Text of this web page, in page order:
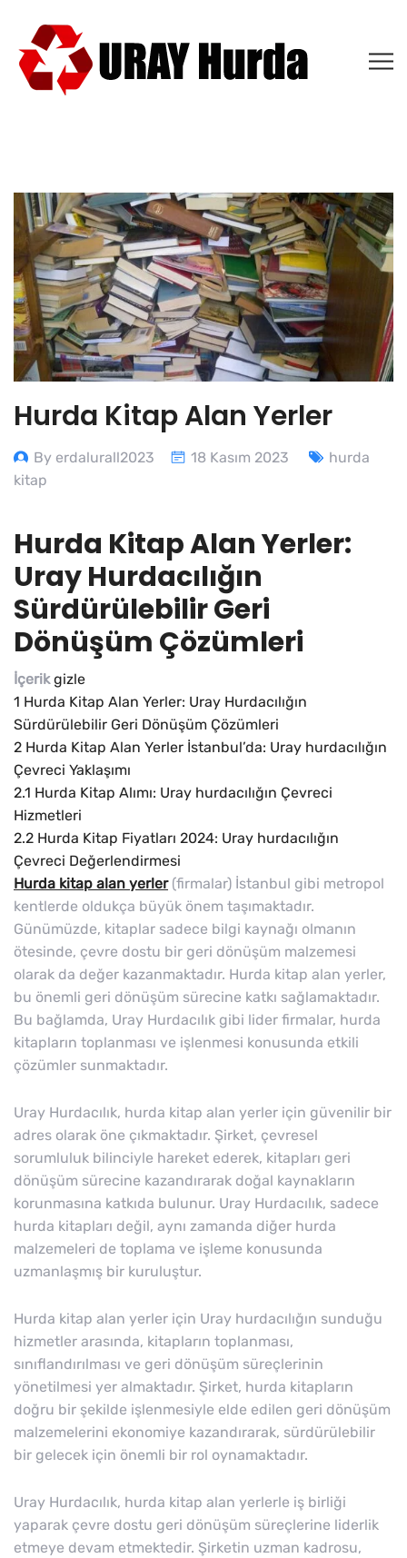
Hurda Kitap Alan Yerler
By erdalurall2023 18 Kasım 2023
hurda
kitap
Hurda Kitap Alan Yerler:
Uray Hurdacılığın
Sürdürülebilir Geri
Dönüşüm Çözümleri
İçerik gizle
1 Hurda Kitap Alan Yerler: Uray Hurdacılığın
Sürdürülebilir Geri Dönüşüm Çözümleri
2 Hurda Kitap Alan Yerler İstanbul’da: Uray hurdacılığın
Çevreci Yaklaşımı
2.1 Hurda Kitap Alımı: Uray hurdacılığın Çevreci
Hizmetleri
2.2 Hurda Kitap Fiyatları 2024: Uray hurdacılığın
Çevreci Değerlendirmesi
Hurda kitap alan yerler(firmalar) İstanbul gibi metropol
kentlerde oldukça büyük önem taşımaktadır.
Günümüzde, kitaplar sadece bilgi kaynağı olmanın
ötesinde, çevre dostu bir geri dönüşüm malzemesi
olarak da değer kazanmaktadır. Hurda kitap alan yerler,
bu önemli geri dönüşüm sürecine katkı sağlamaktadır.
Bu bağlamda, Uray Hurdacılık gibi lider firmalar, hurda
kitapların toplanması ve işlenmesi konusunda etkili
çözümler sunmaktadır.
Uray Hurdacılık, hurda kitap alan yerler için güvenilir bir
adres olarak öne çıkmaktadır. Şirket, çevresel
sorumluluk bilinciyle hareket ederek, kitapları geri
dönüşüm sürecine kazandırarak doğal kaynakların
korunmasına katkıda bulunur. Uray Hurdacılık, sadece
hurda kitapları değil, aynı zamanda diğer hurda
malzemeleri de toplama ve işleme konusunda
uzmanlaşmış bir kuruluştur.
Hurda kitap alan yerler için Uray hurdacılığın sunduğu
hizmetler arasında, kitapların toplanması,
sınıflandırılması ve geri dönüşüm süreçlerinin
yönetilmesi yer almaktadır. Şirket, hurda kitapların
doğru bir şekilde işlenmesiyle elde edilen geri dönüşüm
malzemelerini ekonomiye kazandırarak, sürdürülebilir
bir gelecek için önemli bir rol oynamaktadır.
Uray Hurdacılık, hurda kitap alan yerlerle iş birliği
yaparak çevre dostu geri dönüşüm süreçlerine liderlik
etmeye devam etmektedir. Şirketin uzman kadrosu,